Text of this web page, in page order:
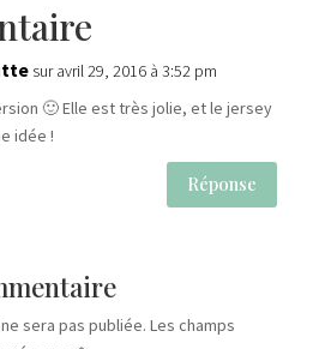
sur avril 29, 2016 à 3:52 pm
🙂 Elle est très jolie, et le jersey
idée !
Réponse
sera pas publiée. Les champs